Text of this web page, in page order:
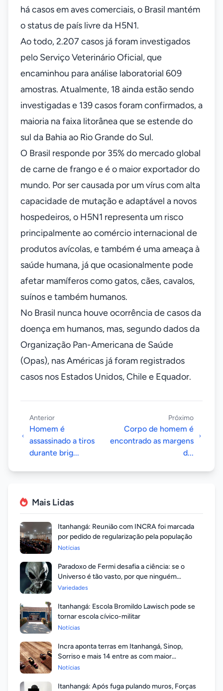
há casos em aves comerciais, o Brasil mantém
o status de país livre da H5N1.
Ao todo, 2.207 casos já foram investigados
pelo Serviço Veterinário Oficial, que
encaminhou para análise laboratorial 609
amostras. Atualmente, 18 ainda estão sendo
investigadas e 139 casos foram confirmados, a
maioria na faixa litorânea que se estende do
sul da Bahia ao Rio Grande do Sul.
O Brasil responde por 35% do mercado global
de carne de frango e é o maior exportador do
mundo. Por ser causada por um vírus com alta
capacidade de mutação e adaptável a novos
hospedeiros, o H5N1 representa um risco
principalmente ao comércio internacional de
produtos avícolas, e também é uma ameaça à
saúde humana, já que ocasionalmente pode
afetar mamíferos como gatos, cães, cavalos,
suínos e também humanos.
No Brasil nunca houve ocorrência de casos da
doença em humanos, mas, segundo dados da
Organização Pan-Americana de Saúde
(Opas), nas Américas já foram registrados
casos nos Estados Unidos, Chile e Equador.
Anterior
Homem é
assassinado a tiros
durante brig...
Próximo
Corpo de homem é
encontrado as margens
d...
Mais Lidas
Itanhangá: Reunião com INCRA foi marcada
por pedido de regularização pela população
Notícias
Paradoxo de Fermi desafia a ciência: se o
Universo é tão vasto, por que ninguém
respondeu?
Variedades
Itanhangá: Escola Bromildo Lawisch pode se
tornar escola cívico-militar
Notícias
Incra aponta terras em Itanhangá, Sinop,
Sorriso e mais 14 entre as com maior
valorização
Notícias
Itanhangá: Após fuga pulando muros, Forças